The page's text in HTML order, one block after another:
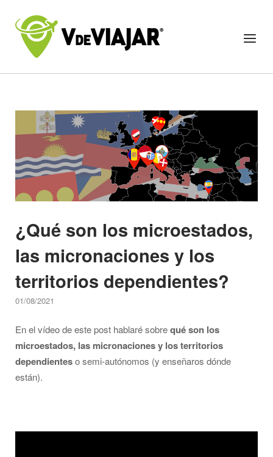
content
Home
Menu
¿Qué son los microestados,
las micronaciones y los
territorios dependientes?
01/08/2021
En el vídeo de este post hablaré sobrequé son los
microestados, las micronaciones y los territorios
dependienteso semi-autónomos (y enseñaros dónde
están).